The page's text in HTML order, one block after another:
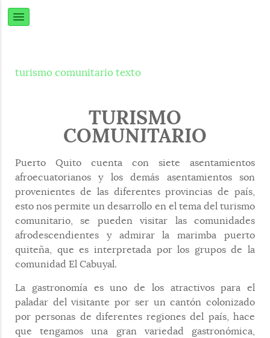
turismo comunitario texto
TURISMO
COMUNITARIO
Puerto Quito cuenta con siete asentamientos
afroecuatorianos y los demás asentamientos son
provenientes de las diferentes provincias de país,
esto nos permite un desarrollo en el tema del turismo
comunitario, se pueden visitar las comunidades
afrodescendientes y admirar la marimba puerto
quiteña, que es interpretada por los grupos de la
comunidad El Cabuyal.
La gastronomía es uno de los atractivos para el
paladar del visitante por ser un cantón colonizado
por personas de diferentes regiones del país, hace
que tengamos una gran variedad gastronómica,